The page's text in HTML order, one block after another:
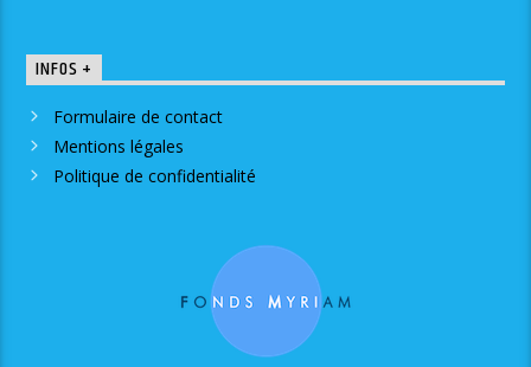
INFOS +
Formulaire de contact
Mentions légales
Politique de confidentialité